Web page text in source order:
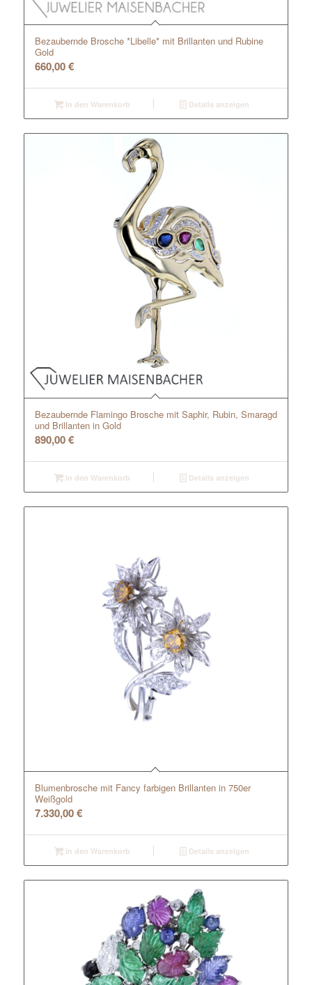
Bezaubernde Brosche *Libelle* mit Brillanten und Rubine
Gold
660,00€
In den Warenkorb Details anzeigen
Bezaubernde Flamingo Brosche mit Saphir, Rubin, Smaragd
und Brillanten in Gold
890,00€
In den Warenkorb Details anzeigen
Blumenbrosche mit Fancy farbigen Brillanten in 750er
Weißgold
7.330,00€
In den Warenkorb Details anzeigen